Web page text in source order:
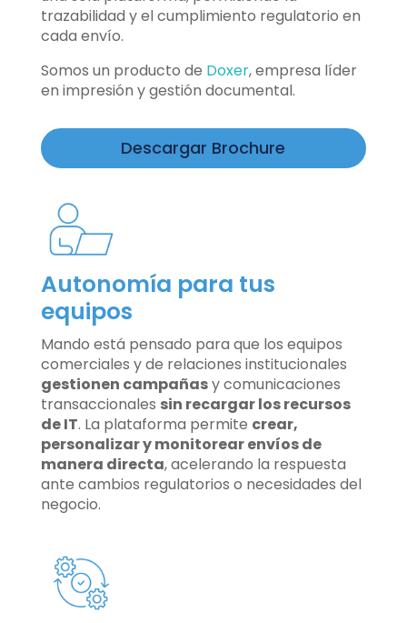
trazabilidad y el cumplimiento regulatorio en
cada envío.
Somos un producto de Doxer, empresa líder
en impresión y gestión documental.
Descargar Brochure
Autonomía para tus
equipos
Mando está pensado para que los equipos
comerciales y de relaciones institucionales
gestionen campañasy comunicaciones
transaccionales sin recargar los recursos
de IT. La plataforma permite crear,
personalizar y monitorear envíos de
manera directa, acelerando la respuesta
ante cambios regulatorios o necesidades del
negocio.